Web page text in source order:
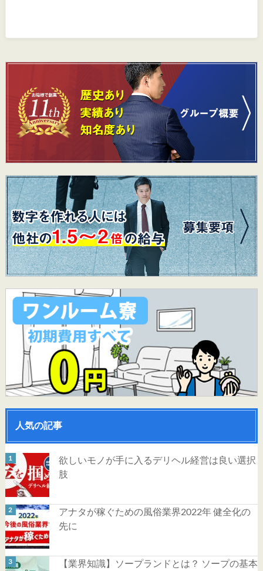
人気の記事
欲しいモノが手に入るデリヘル経営は良い選択
肢
アナタが稼ぐための風俗業界2022年 健全化の
先に
【業界知識】ソープランドとは？ ソープの基本